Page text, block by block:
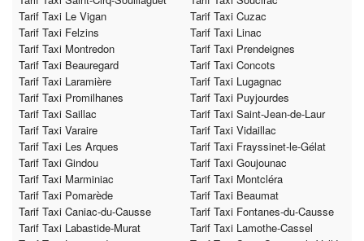
Tarif Taxi Le Vigan
Tarif Taxi Cuzac
Tarif Taxi Felzins
Tarif Taxi Linac
Tarif Taxi Montredon
Tarif Taxi Prendeignes
Tarif Taxi Beauregard
Tarif Taxi Concots
Tarif Taxi Laramière
Tarif Taxi Lugagnac
Tarif Taxi Promilhanes
Tarif Taxi Puyjourdes
Tarif Taxi Saillac
Tarif Taxi Saint-Jean-de-Laur
Tarif Taxi Varaire
Tarif Taxi Vidaillac
Tarif Taxi Les Arques
Tarif Taxi Frayssinet-le-Gélat
Tarif Taxi Gindou
Tarif Taxi Goujounac
Tarif Taxi Marminiac
Tarif Taxi Montcléra
Tarif Taxi Pomarède
Tarif Taxi Beaumat
Tarif Taxi Caniac-du-Causse
Tarif Taxi Fontanes-du-Causse
Tarif Taxi Labastide-Murat
Tarif Taxi Lamothe-Cassel